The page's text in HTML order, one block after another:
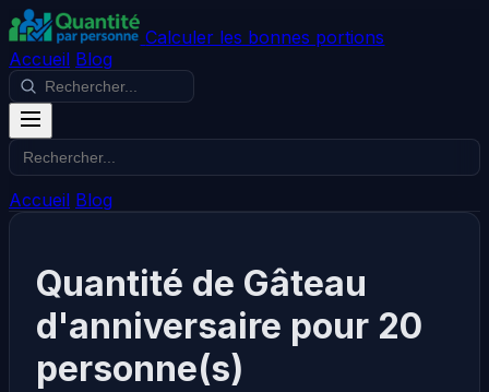
Calculer les bonnes portions
Accueil Blog
Accueil Blog
Quantité de Gâteau
d'anniversaire pour 20
personne(s)